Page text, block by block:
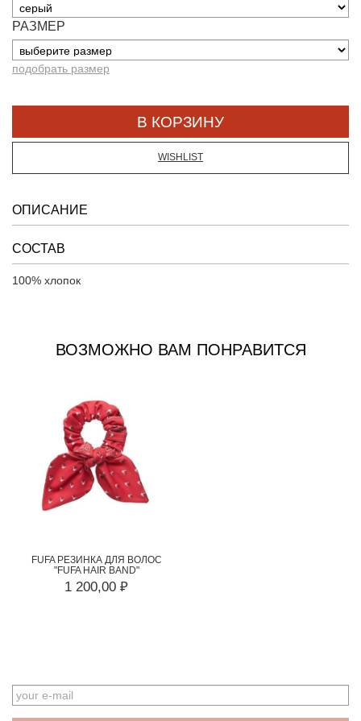
РАЗМЕР
подобрать размер
WISHLIST
ОПИСАНИЕ
СОСТАВ
100% хлопок
ВОЗМОЖНО ВАМ ПОНРАВИТСЯ
FUFA РЕЗИНКА ДЛЯ ВОЛОС
"FUFA HAIR BAND"
1 200,00 ₽